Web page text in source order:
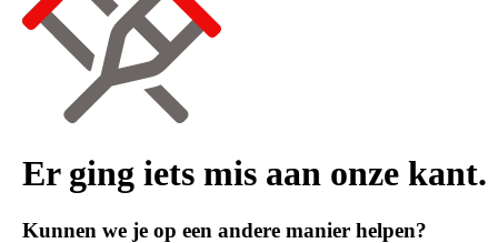
Er ging iets mis aan onze kant.
Kunnen we je op een andere manier helpen?